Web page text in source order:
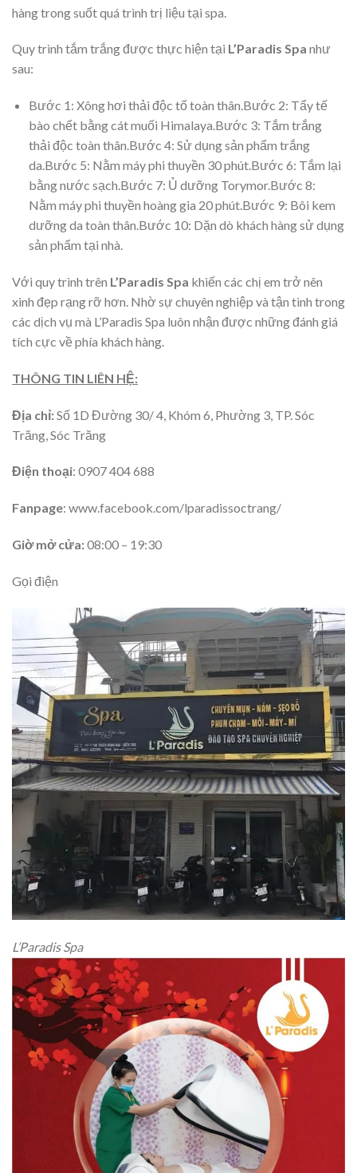
hàng trong suốt quá trình trị liệu tại spa.
Quy trình tắm trắng được thực hiện tại L’Paradis Spa như
sau:
Bước 1: Xông hơi thải độc tố toàn thân.Bước 2: Tẩy tế
bào chết bằng cát muối Himalaya.Bước 3: Tắm trắng
thải độc toàn thân.Bước 4: Sử dụng sản phẩm trắng
da.Bước 5: Nằm máy phi thuyền 30 phút.Bước 6: Tắm lại
bằng nước sạch.Bước 7: Ủ dưỡng Torymor.Bước 8:
Nằm máy phi thuyền hoàng gia 20 phút.Bước 9: Bôi kem
dưỡng da toàn thân.Bước 10: Dặn dò khách hàng sử dụng
sản phẩm tại nhà.
Với quy trình trên L’Paradis Spa khiến các chị em trở nên
xinh đẹp rạng rỡ hơn. Nhờ sự chuyên nghiệp và tận tình trong
các dịch vụ mà L’Paradis Spa luôn nhận được những đánh giá
tích cực về phía khách hàng.
THÔNG TIN LIÊN HỆ:
Địa chỉ:Số 1D Đường 30/ 4, Khóm 6, Phường 3, TP. Sóc
Trăng, Sóc Trăng
Điện thoại: 0907 404 688
Fanpage: www.facebook.com/lparadissoctrang/
Giờ mở cửa:08:00 – 19:30
Gọi điện
L’Paradis Spa